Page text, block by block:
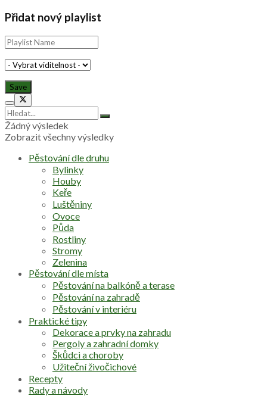
Přidat nový playlist
Žádný výsledek
Zobrazit všechny výsledky
Pěstování dle druhu
Bylinky
Houby
Keře
Luštěniny
Ovoce
Půda
Rostliny
Stromy
Zelenina
Pěstování dle místa
Pěstování na balkóně a terase
Pěstování na zahradě
Pěstování v interiéru
Praktické tipy
Dekorace a prvky na zahradu
Pergoly a zahradní domky
Škůdci a choroby
Užiteční živočichové
Recepty
Rady a návody